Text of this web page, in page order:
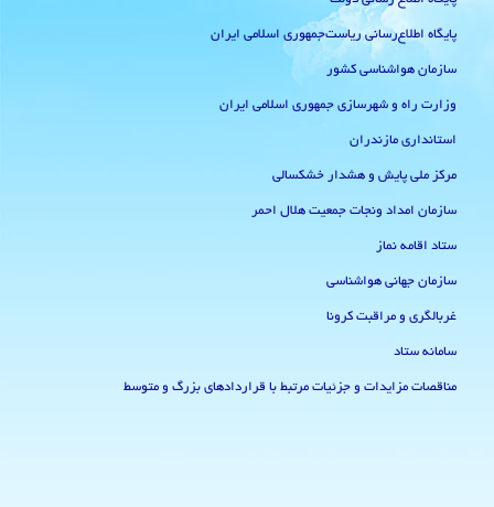
پایگاه اطلاع‌رسانی ریاست‌جمهوری اسلامی ایران
سازمان هواشناسی کشور
وزارت راه و شهرسازی جمهوری اسلامی ایران
استانداری مازندران
مرکز ملی پایش و هشدار خشکسالی
سازمان امداد ونجات جمعیت هلال احمر
ستاد اقامه نماز
سازمان جهانی هواشناسی
غربالگری و مراقبت کرونا
سامانه ستاد
مناقصات مزایدات و جزئیات مرتبط با قراردادهای بزرگ و متوسط